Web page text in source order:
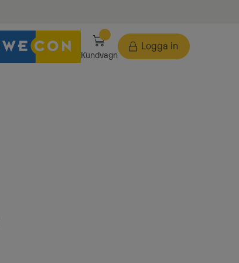
Kundvagn
Logga in